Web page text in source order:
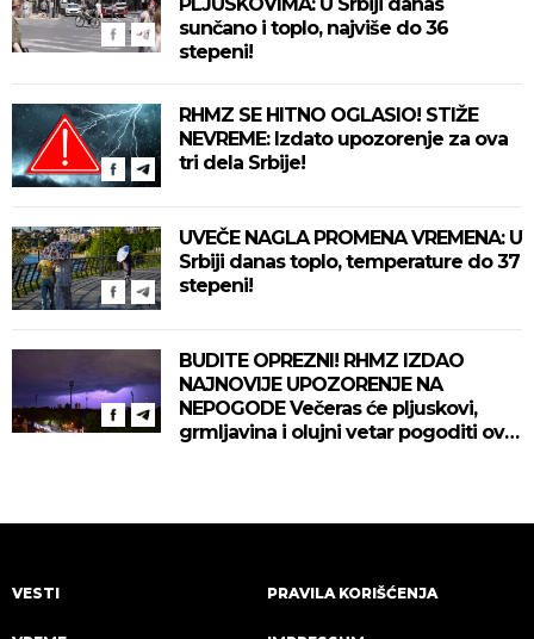
sunčano i toplo, najviše do 36
stepeni!
RHMZ SE HITNO OGLASIO! STIŽE
NEVREME: Izdato upozorenje za ova
tri dela Srbije!
UVEČE NAGLA PROMENA VREMENA: U
Srbiji danas toplo, temperature do 37
stepeni!
BUDITE OPREZNI! RHMZ IZDAO
NAJNOVIJE UPOZORENJE NA
NEPOGODE Večeras će pljuskovi,
grmljavina i olujni vetar pogoditi ove
VESTI PRAVILA KORIŠĆENJA